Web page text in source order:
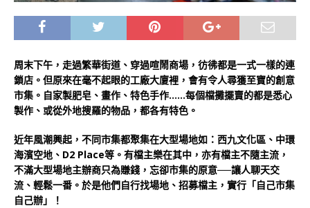
周末下午，走過繁華街道、穿過喧鬧商場，彷彿都是一式一樣的連
鎖店。但原來在毫不起眼的工廠大廈裡，會有令人尋獲至寶的創意
市集。自家製肥皂、畫作、特色手作……每個檔攤擺賣的都是悉心
製作、或從外地搜羅的物品，都各有特色。
近年風潮興起，不同市集都聚集在大型場地如：西九文化區、中環
海濱空地、D2 Place等。有檔主樂在其中，亦有檔主不隨主流，
不滿大型場地主辦商只為賺錢，忘卻市集的原意──讓人聊天交
流、輕鬆一番。於是他們自行找場地、招募檔主，實行「自己市集
自己辦」！